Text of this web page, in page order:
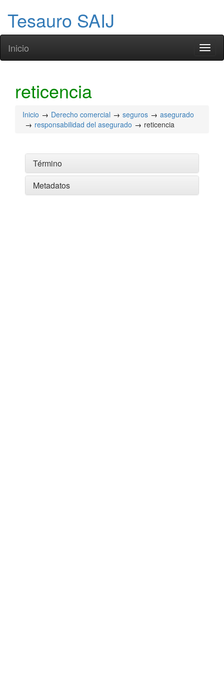
Tesauro SAIJ
Inicio
reticencia
Inicio Derecho comercial seguros
asegurado
responsabilidad del asegurado
reticencia
Término
Metadatos